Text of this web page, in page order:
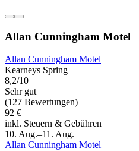
Allan Cunningham Motel
Allan Cunningham Motel
Kearneys Spring
8,2/10
Sehr gut
(127 Bewertungen)
92 €
inkl. Steuern & Gebühren
10. Aug.–11. Aug.
Allan Cunningham Motel